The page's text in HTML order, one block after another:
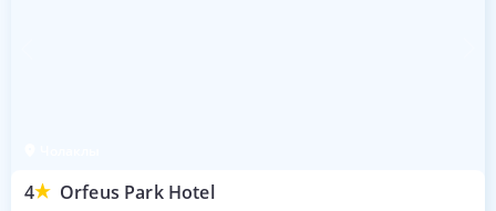
4 Orfeus Park Hotel